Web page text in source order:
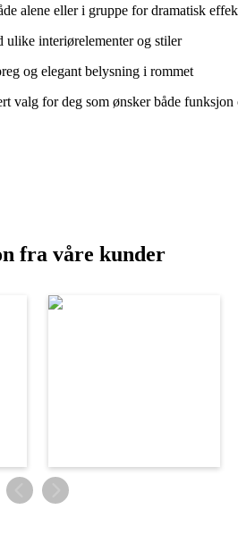
alene eller i gruppe for dramatisk
ulike interiørelementer og stiler
og elegant belysning i rommet
valg for deg som ønsker både funksjon
fra våre kunder